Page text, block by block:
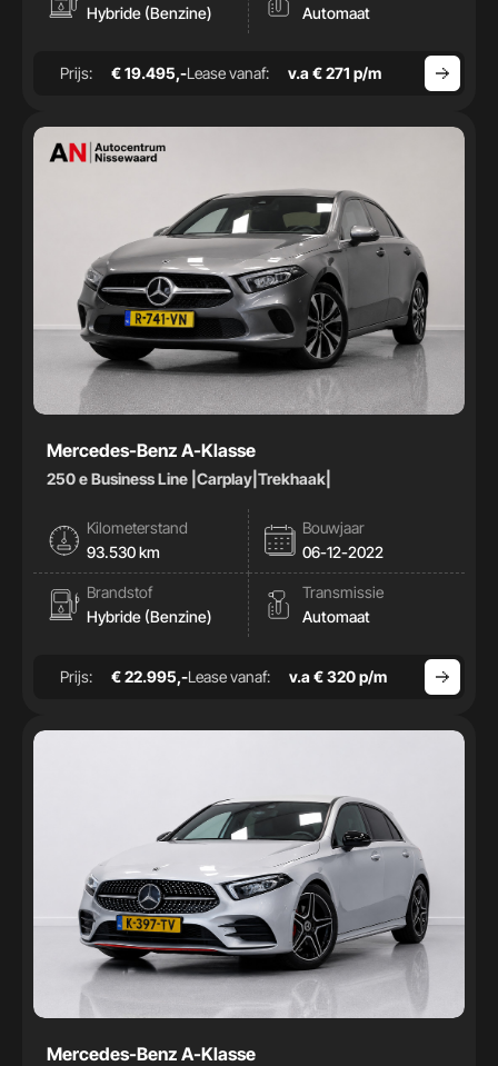
Hybride (Benzine)
Automaat
Prijs: € 19.495,-Lease vanaf: v.a € 271 p/m
Mercedes-Benz A-Klasse
250 e Business Line |Carplay|Trekhaak|
Kilometerstand
93.530 km
Bouwjaar
06-12-2022
Brandstof
Hybride (Benzine)
Transmissie
Automaat
Prijs: € 22.995,-Lease vanaf: v.a € 320 p/m
Mercedes-Benz A-Klasse